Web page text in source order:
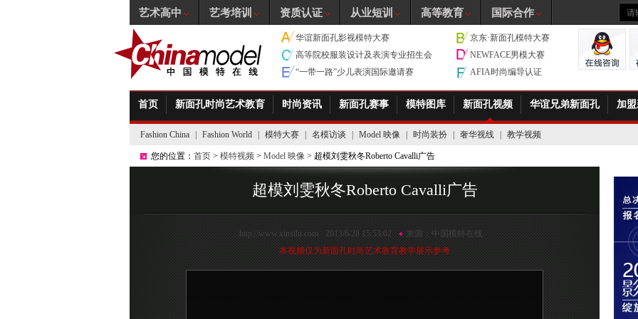
华谊新面孔影视模特大赛
京东·新面孔模特大赛
高等院校服装设计及表演专业招生会
NEWFACE男模大赛
“一带一路”少儿表演国际邀请赛
AFIA时尚编导认证
首页 新面孔时尚艺术教育 时尚资讯 新面孔赛事 模特图库 新面孔视频 华谊兄弟新面孔 加
Fashion China Fashion World 模特大赛 名模访谈 Model 映像 时尚装扮 奢华视线 教学视频
您的位置： 首页 > 模特视频 > Model 映像 > 超模刘雯秋冬Roberto Cavalli广告
超模刘雯秋冬Roberto Cavalli广告
http://www.xinsilu.com 2013/6/28 15:53:02 来源： 中国模特在线
本视频仅为新面孔时尚艺术教育教学展示参考
艺术高中 艺考培训 资质认证 从业短训 高等教育 国际合作